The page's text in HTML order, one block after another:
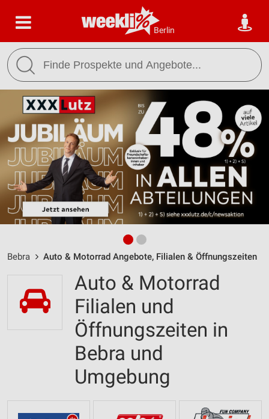
Berlin
Bebra Auto & Motorrad Angebote, Filialen & Öffnungszeiten
Auto & Motorrad
Filialen und
Öffnungszeiten in
Bebra und
Umgebung